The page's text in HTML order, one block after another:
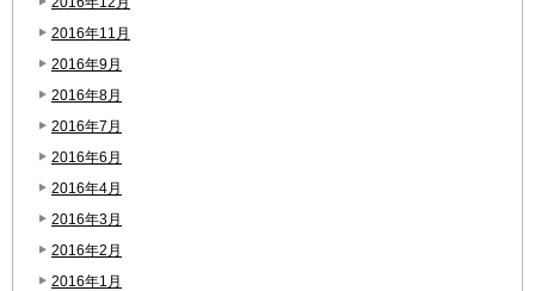
2016年11月
2016年9月
2016年8月
2016年7月
2016年6月
2016年4月
2016年3月
2016年2月
2016年1月